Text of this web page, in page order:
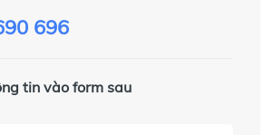
696
tin vào form sau